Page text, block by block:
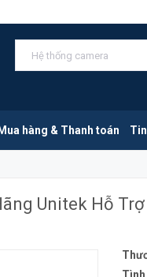
Mua hàng & Thanh toán
Unitek Hỗ
Hỗ Trợ 4K Dài 5M